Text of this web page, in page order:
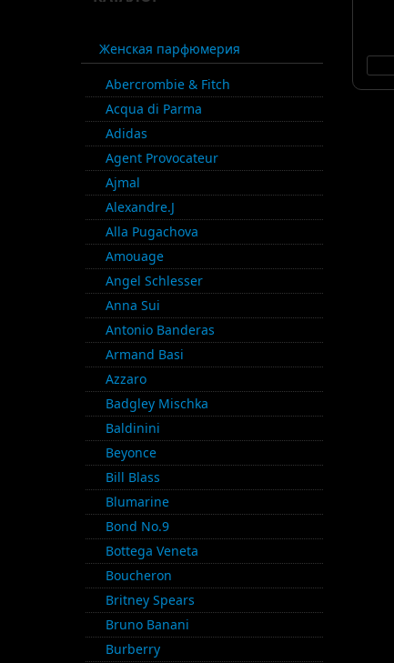
Женская парфюмерия
Abercrombie & Fitch
Acqua di Parma
Adidas
Agent Provocateur
Ajmal
Alexandre.J
Alla Pugachova
Amouage
Angel Schlesser
Anna Sui
Antonio Banderas
Armand Basi
Azzaro
Badgley Mischka
Baldinini
Beyonce
Bill Blass
Blumarine
Bond No.9
Bottega Veneta
Boucheron
Britney Spears
Bruno Banani
Burberry